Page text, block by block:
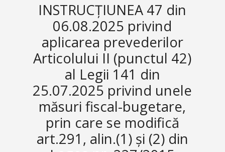
INSTRUCȚIUNEA 47 din
06.08.2025 privind
aplicarea prevederilor
Articolului II (punctul 42)
al Legii 141 din
25.07.2025 privind unele
măsuri fiscal-bugetare,
prin care se modifică
art.291, alin.(1) și (2) din